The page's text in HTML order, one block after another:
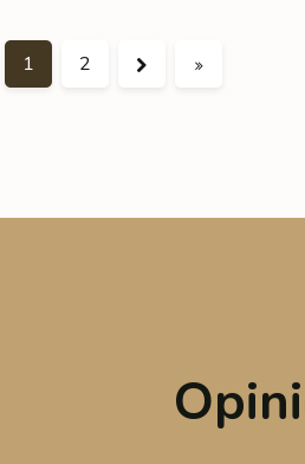
1 2
Next Last